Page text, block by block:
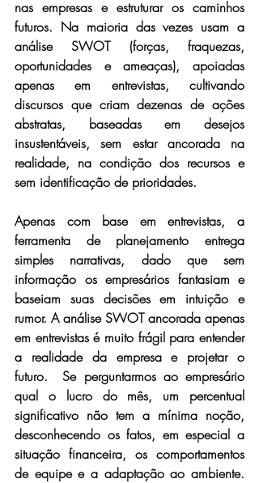
nas empresas e estruturar os caminhos
futuros. Na maioria das vezes usam a
análise SWOT (forças, fraquezas,
oportunidades e ameaças), apoiadas
apenas em entrevistas, cultivando
discursos que criam dezenas de ações
abstratas, baseadas em desejos
insustentáveis, sem estar ancorada na
realidade, na condição dos recursos e
sem identificação de prioridades.
Apenas com base em entrevistas, a
ferramenta de planejamento entrega
simples narrativas, dado que sem
informação os empresários fantasiam e
baseiam suas decisões em intuição e
rumor. A análise SWOT ancorada apenas
em entrevistas é muito frágil para entender
a realidade da empresa e projetar o
futuro.  Se perguntarmos ao empresário
qual o lucro do mês, um percentual
significativo não tem a mínima noção,
desconhecendo os fatos, em especial a
situação financeira, os comportamentos
de equipe e a adaptação ao ambiente.